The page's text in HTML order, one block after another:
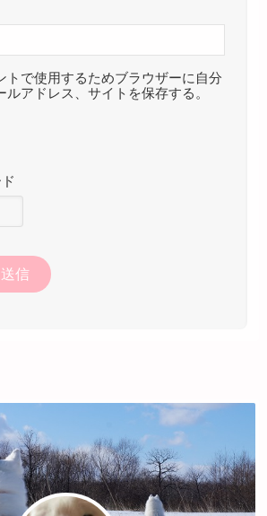
トで使用するためブラウザーに自分
ルアドレス、サイトを保存する。